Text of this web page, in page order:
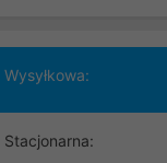
Wysyłkowa:
Stacjonarna: